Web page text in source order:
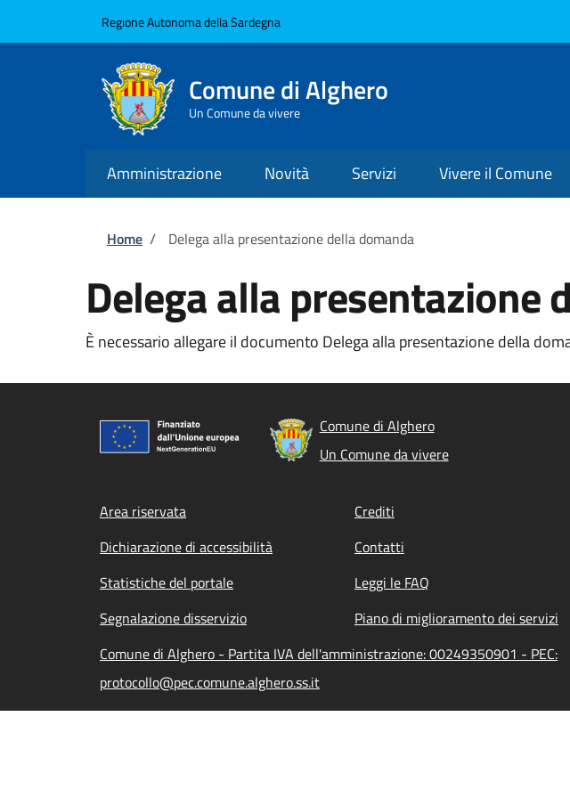
Regione Autonoma della Sardegna
Comune di Alghero
Un Comune da vivere
Amministrazione Novità Servizi Vivere il Comune
Briciole di pane
Home / Delega alla presentazione della domanda
Delega alla presentazione
È necessario allegare il documento Delega alla presentazione della
Comune di Alghero
Un Comune da vivere
Footer menu
Area riservata Crediti
Dichiarazione di accessibilità
Contatti
Statistiche del portale
Leggi le FAQ
Segnalazione disservizio
Piano di miglioramento dei servizi
Comune di Alghero - Partita IVA dell'amministrazione: 00249350901 - PEC:
protocollo@pec.comune.alghero.ss.it